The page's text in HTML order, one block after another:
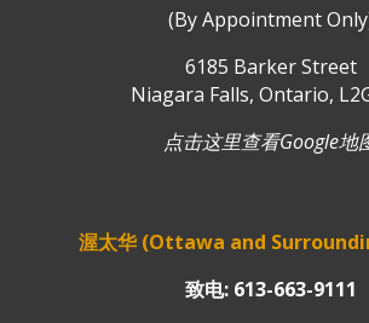
(By Appointment
6185 Barker Street
Niagara Falls, Ontario,
点击这里查看Google地
渥太华 (Ottawa and
致电: 613-663-9111